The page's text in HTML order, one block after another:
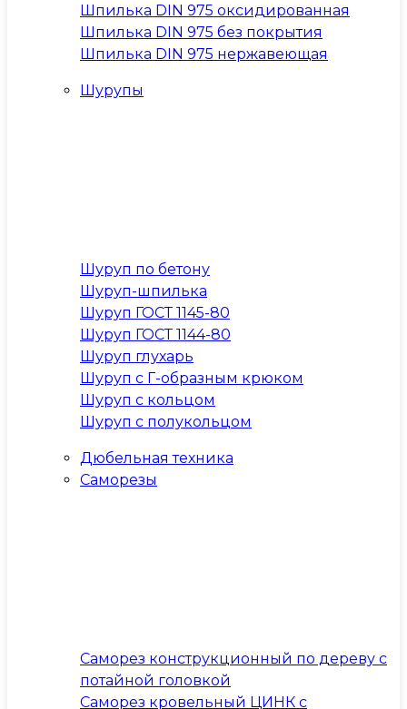
Шпилька DIN 975 оксидированная
Шпилька DIN 975 без покрытия
Шпилька DIN 975 нержавеющая
Шурупы
Шуруп по бетону
Шуруп-шпилька
Шуруп ГОСТ 1145-80
Шуруп ГОСТ 1144-80
Шуруп глухарь
Шуруп с Г-образным крюком
Шуруп с кольцом
Шуруп с полукольцом
Дюбельная техника
Саморезы
Саморез конструкционный по дереву с
потайной головкой
Саморез кровельный ЦИНК с